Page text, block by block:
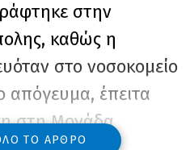
στην
καθώς η
στο νοσοκομείο
απόγευμα, έπειτα
στη Μονάδα
ΤΟ ΆΡΘΡΟ